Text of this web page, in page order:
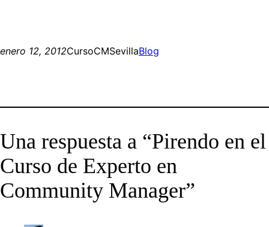
enero 12, 2012CursoCMSevillaBlog
Una respuesta a “Pirendo en el
Curso de Experto en
Community Manager”